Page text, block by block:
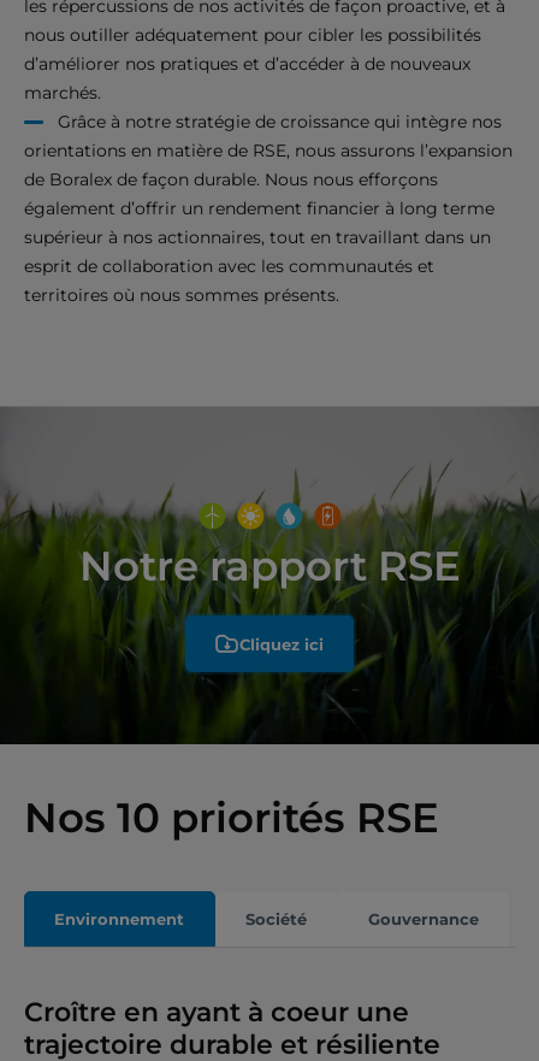
les répercussions de nos activités de façon proactive, et à
nous outiller adéquatement pour cibler les possibilités
d’améliorer nos pratiques et d’accéder à de nouveaux
marchés.
Grâce à notre stratégie de croissance qui intègre nos
orientations en matière de RSE, nous assurons l’expansion
de Boralex de façon durable. Nous nous efforçons
également d’offrir un rendement financier à long terme
supérieur à nos actionnaires, tout en travaillant dans un
esprit de collaboration avec les communautés et
territoires où nous sommes présents.
Notre rapport RSE
Cliquez ici
Nos 10 priorités RSE
Environnement Société Gouvernance
Croître en ayant à coeur une
trajectoire durable et résiliente